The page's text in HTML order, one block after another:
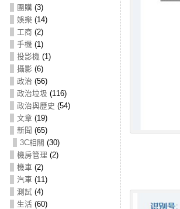
團購(3)
娛樂 (14)
工商 (2)
手機 (1)
投影機 (1)
攝影 (6)
政治 (56)
政治垃圾 (116)
政治與歷史 (54)
文章 (19)
新聞 (65)
3C相關 (30)
機房管理 (2)
機車(2)
汽車(11)
測試(4)
生活(60)